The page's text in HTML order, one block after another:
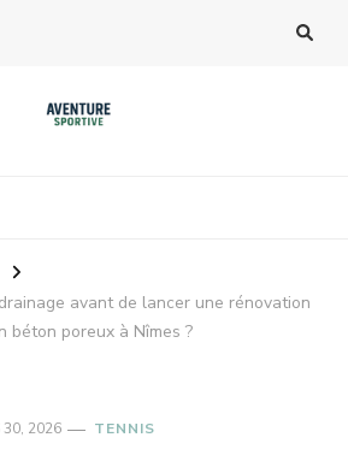
avant de lancer une rénovation
béton poreux à Nîmes ?
30, 2026 TENNIS